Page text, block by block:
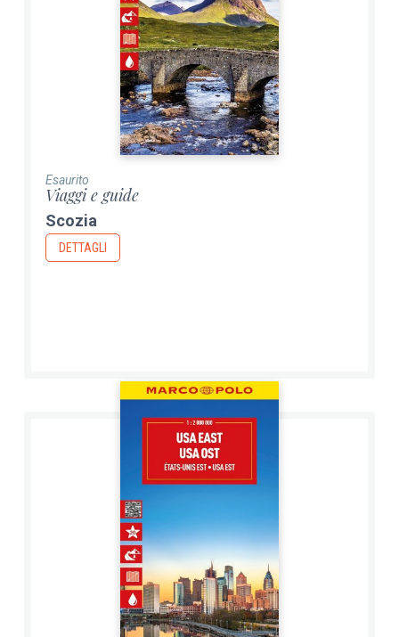
Esaurito
Viaggi e guide
Scozia
DETTAGLI